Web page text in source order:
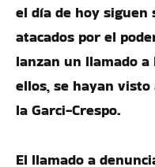
el día de hoy siguen
atacados por el
lanzan un llamado a
ellos, se hayan
la Garci-Crespo.
El llamado a